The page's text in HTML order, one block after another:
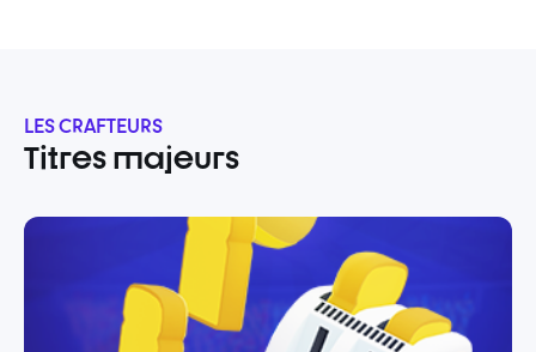
LES CRAFTEURS
Titres majeurs